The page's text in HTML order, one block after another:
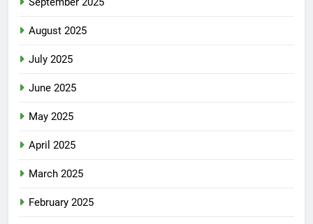
August 2025
July 2025
June 2025
May 2025
April 2025
March 2025
February 2025